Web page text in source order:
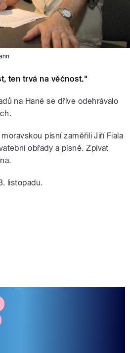
ten trvá na věčnost."
na Hané se dříve odehrávalo
písní zaměřili Jiří Fiala
obřady a písně. Zpívat
listopadu.